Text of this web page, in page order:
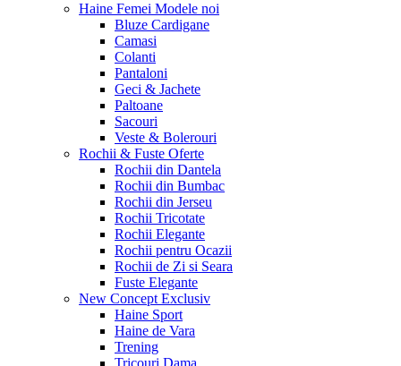
Haine Femei Modele noi
Bluze Cardigane
Camasi
Colanti
Pantaloni
Geci & Jachete
Paltoane
Sacouri
Veste & Bolerouri
Rochii & Fuste Oferte
Rochii din Dantela
Rochii din Bumbac
Rochii din Jerseu
Rochii Tricotate
Rochii Elegante
Rochii pentru Ocazii
Rochii de Zi si Seara
Fuste Elegante
New Concept Exclusiv
Haine Sport
Haine de Vara
Trening
Tricouri Dama